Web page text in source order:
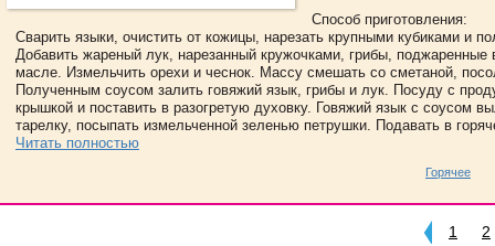
Способ приготовления:
Сварить языки, очистить от кожицы, нарезать крупными кубиками и
Добавить жареный лук, нарезанный кружочками, грибы, поджаренные
масле. Измельчить орехи и чеснок. Массу смешать со сметаной,
Полученным соусом залить говяжий язык, грибы и лук. Посуду с
крышкой и поставить в разогретую духовку. Говяжий язык с соусом
тарелку, посыпать измельченной зеленью петрушки. Подавать в
Читать полностью
Горячее
1 2